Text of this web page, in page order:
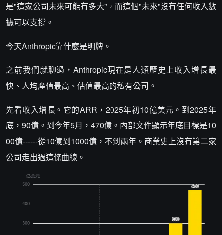
是"這家公司未來可能有多大"，而這個"未來"沒有任何收入數
據可以支撐。
今天Anthropic靠什麼是明牌。
之前我們就聊過，Anthropic現在是人類歷史上收入增長最
快、人均產值最高、估值最高的私有公司。
先看收入增長。它的ARR，2025年初10億美元。到2025年
底，90億。到今年5月，470億。內部文件顯示年底目標是10
00億------從10億到1000億，不到兩年。商業史上沒有第二家
公司走出過這條曲線。